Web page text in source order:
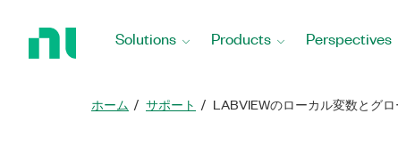
Solutions Products Perspectives
ホーム サポート LABVIEWのローカル変数とグ